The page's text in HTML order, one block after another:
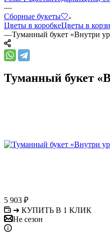
—
Сборные букеты🤍
Цветы в коробкеЦветы в
—Туманный букет «Внутри
Туманный букет
5 903 ₽
➜ КУПИТЬ В 1 КЛИК
Не сезон